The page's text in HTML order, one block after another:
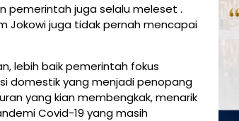
pemerintah juga selalu meleset .
Jokowi juga tidak pernah mencapai
lebih baik pemerintah fokus
domestik yang menjadi penopang
yang kian membengkak, menarik
Covid-19 yang masih